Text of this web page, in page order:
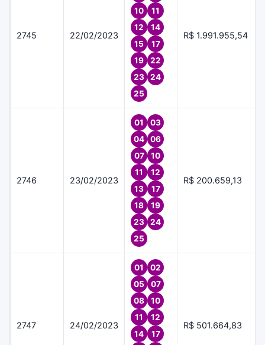
2745 22/02/2023
10
11
12
14
15
17
19
22
23
24
25
R$ 1.991.955,54
2746 23/02/2023
01
03
04
06
07
10
11
12
13
17
18
19
23
24
25
R$ 200.659,13
2747 24/02/2023
01
02
05
07
08
10
11
12
14
17
R$ 501.664,83